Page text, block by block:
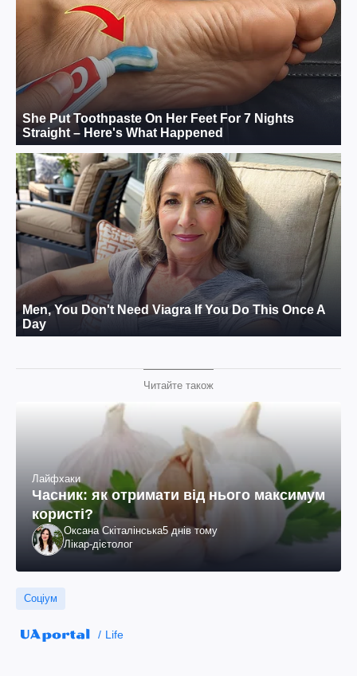
Читайте також
Лайфхаки
Часник: як отримати від нього максимум
користі?
Оксана Скіталінська5 днів тому
Лікар-дієтолог
Соціум
Life